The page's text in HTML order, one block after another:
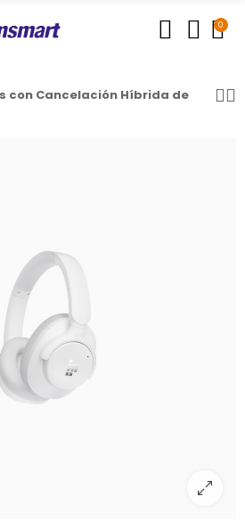
0
con Cancelación Híbrida de